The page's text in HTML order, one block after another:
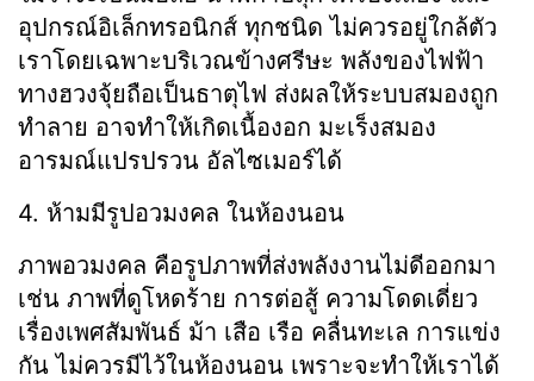
อุปกรณ์อิเล็กทรอนิกส์ ทุกชนิด ไม่ควรอยู่ใกล้ตัว
เราโดยเฉพาะบริเวณข้างศรีษะ พลังของไฟฟ้า
ทางฮวงจุ้ยถือเป็นธาตุไฟ ส่งผลให้ระบบสมองถูก
ทำลาย อาจทำให้เกิดเนื้องอก มะเร็งสมอง
อารมณ์แปรปรวน อัลไซเมอร์ได้
4. ห้ามมีรูปอวมงคล ในห้องนอน
ภาพอวมงคล คือรูปภาพที่ส่งพลังงานไม่ดีออกมา
เช่น ภาพที่ดูโหดร้าย การต่อสู้ ความโดดเดี่ยว
เรื่องเพศสัมพันธ์ ม้า เสือ เรือ คลื่นทะเล การแข่ง
กัน ไม่ควรมีไว้ในห้องนอน เพราะจะทำให้เราได้